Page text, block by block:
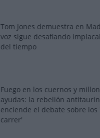
Tom Jones demuestra en
voz sigue desafiando
del tiempo
Fuego en los cuernos y
ayudas: la rebelión
enciende el debate sobre los
carrer'